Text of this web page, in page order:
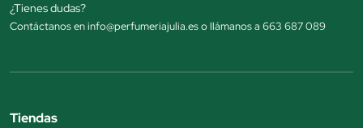
¿Tienes dudas?
Contáctanos en info@perfumeriajulia.es o llámanos a 663 687 089
Tiendas